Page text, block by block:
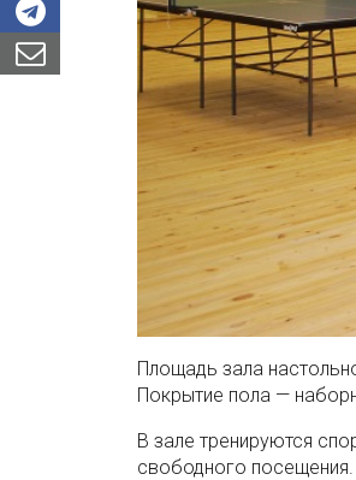
Площадь зала
Покрытие пола —
В зале тренируются
свободного посещения.